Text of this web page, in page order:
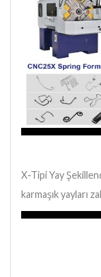
X-Tipi Yay
karmaşık yayları